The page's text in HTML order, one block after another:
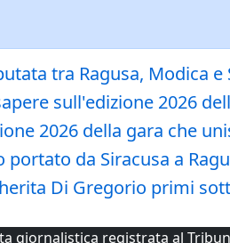
tra Ragusa, Modica
sull'edizione 2026
2026 della gara che
portato da Siracusa a
Di Gregorio primi
giornalistica registrata al